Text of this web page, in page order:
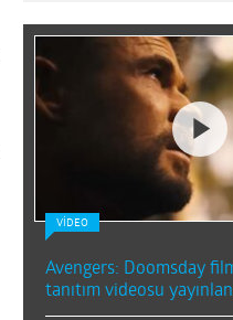
VİDEO
Avengers: Doomsday
tanıtım videosu